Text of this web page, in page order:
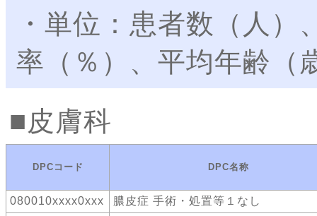
・単位：患者数（人
率（％）、平均年齢（
皮膚科
DPCコード DPC名称
080010xxxx0xxx 膿皮症 手術・処置等１なし